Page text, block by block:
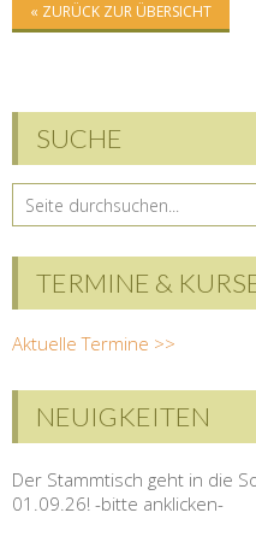
« ZURÜCK ZUR ÜBERSICHT
SUCHE
TERMINE &
Aktuelle Termine >>
NEUIGKEITEN
Der Stammtisch geht in die
01.09.26! -bitte anklicken-